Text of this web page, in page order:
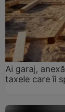
Ai garaj,
taxele care îi